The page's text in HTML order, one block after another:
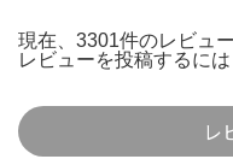
現在、3301件のレビュ
レビューを投稿するには
レ